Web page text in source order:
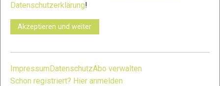
15
17
Datenschutzerklärung!
Akzeptieren und weiter
ImpressumDatenschutzAbo verwalten
Schon registriert? Hier anmelden